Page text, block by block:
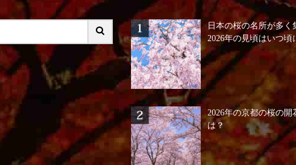
日本の桜の名所が多く
2026年の見頃はいつ頃
2026年の京都の桜の開
は？